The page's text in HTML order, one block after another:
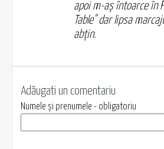
apoi m-aș întoarce în
Table" dar lipsa
abțin.
Adăugati un comentariu
Numele și prenumele - obligatoriu